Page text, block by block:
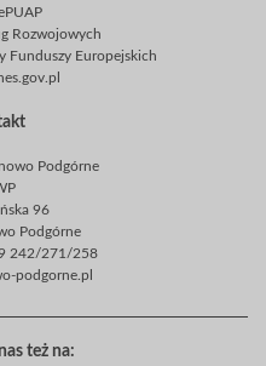
Rozwojowych
Funduszy Europejskich
Podgórne
96
Podgórne
242/271/258
podgorne.pl
też na: